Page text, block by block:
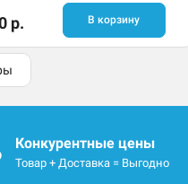
р. В корзину
Конкурентные цены
Товар + Доставка = Выгодно